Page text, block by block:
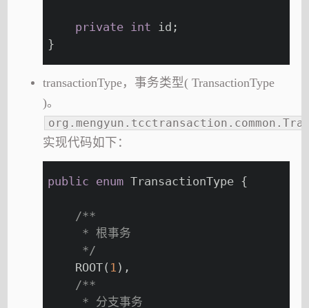
private int id;
}
transactionType，事务类型( TransactionType
)。
实现代码如下：
public enum TransactionType {
/**
     * 根事务
     */
    ROOT(
1 ),
/**
     * 分支事务